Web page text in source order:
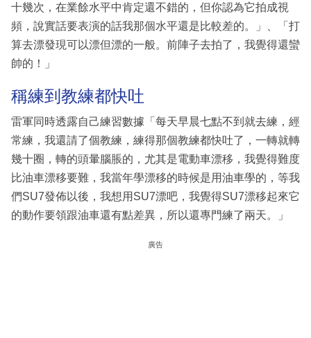
十幾次，在業餘水平中肯定還不錯的，但你認為它拍成視
頻，說實話要表演的話我那個水平還是比較差的。」、「打
算去漂發現可以漂但漂的一般。前陣子去拍了，我覺得還蠻
帥的！」
稱練到教練都快吐
雷軍同時透露自己練習數據「每天早晨七點不到就去練，經
常練，我還請了個教練，練得那個教練都快吐了，一轉就轉
幾十圈，轉的頭暈腦脹的，尤其是電動車漂移，我覺得難度
比油車漂移要難，我當年學漂移的時候是用油車學的，等我
們SU7發佈以後，我想用SU7漂吧，我覺得SU7漂移起來它
的動作要領跟油車還有點差異，所以還專門練了兩天。」
廣告